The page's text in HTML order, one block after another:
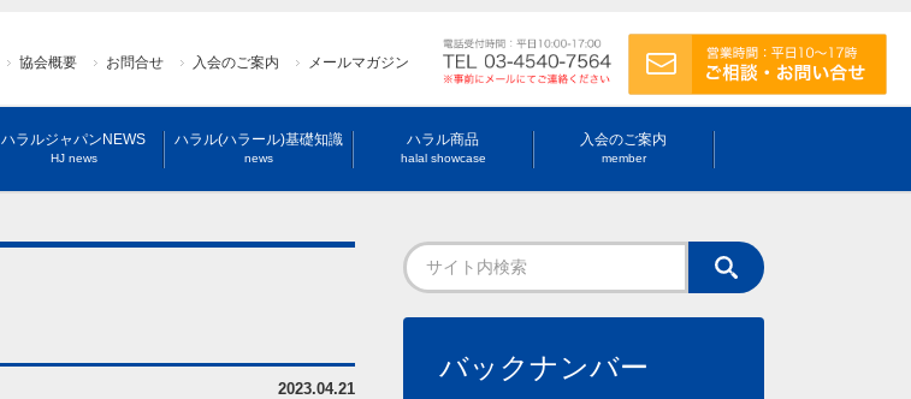
協会概要 お問合せ 入会のご案内 メールマガジン
ハラルジャパンNEWS
HJ news
ハラル(ハラール)基礎知識
news
ハラル商品
halal showcase
入会のご案内
member
2023.04.21
バックナンバー